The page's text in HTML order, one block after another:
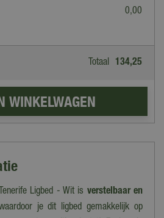
0,00
Totaal 134,25
Ligbed - Wit is verstelbaar en
je dit ligbed gemakkelijk op